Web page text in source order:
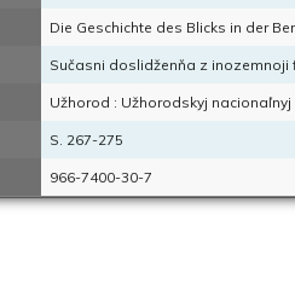
Die Geschichte des Blicks in der
Sučasni doslidženňa z
Užhorod : Užhorodskyj nacionaľnyj
S. 267-275
966-7400-30-7